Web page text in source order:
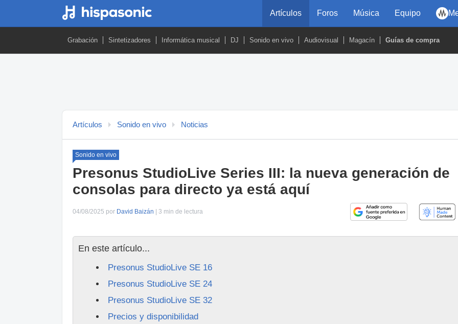
Artículos Foros Música Equipo
Grabación Sintetizadores Informática musical DJ Sonido en vivo Audiovisual Magacín Guías de compra
Artículos Sonido en vivo Noticias
Sonido en vivo
Presonus StudioLive Series III: la nueva generación de
consolas para directo ya está aquí
04/08/2025 por David Baizán | 3 min de lectura
En este artículo...
Presonus StudioLive SE 16
Presonus StudioLive SE 24
Presonus StudioLive SE 32
Precios y disponibilidad